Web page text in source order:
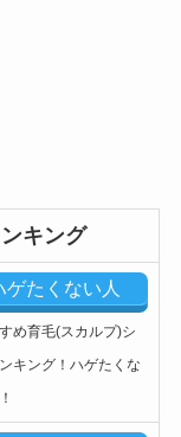
キング
ゲたくない人
め育毛(スカルプ)シ
キング！ハゲたくな